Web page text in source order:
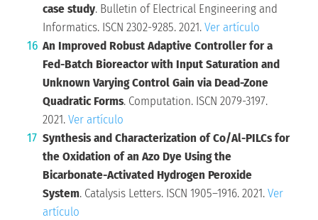
case study. Bulletin of Electrical Engineering and
Informatics. ISCN 2302-9285. 2021.Ver artículo
An Improved Robust Adaptive Controller for a
Fed-Batch Bioreactor with Input Saturation and
Unknown Varying Control Gain via Dead-Zone
Quadratic Forms. Computation. ISCN 2079-3197.
2021.Ver artículo
Synthesis and Characterization of Co/Al-PILCs for
the Oxidation of an Azo Dye Using the
Bicarbonate-Activated Hydrogen Peroxide
System. Catalysis Letters. ISCN 1905–1916. 2021.Ver
artículo